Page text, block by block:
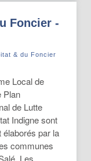
Foncier -
& du Foncier
Local de
Plan
de Lutte
Indigne sont
élaborés par la
communes
Les